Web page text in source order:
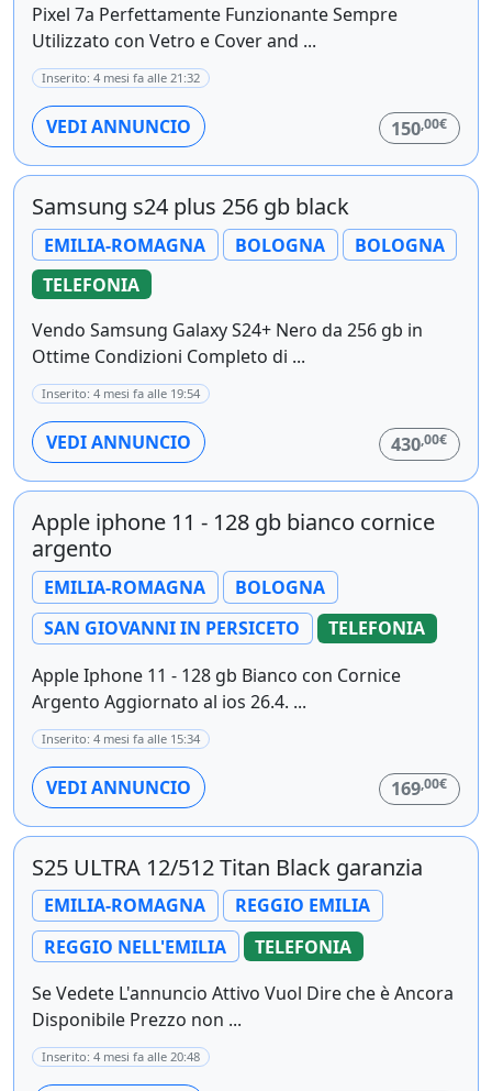
Pixel 7a Perfettamente Funzionante Sempre
Utilizzato con Vetro e Cover and ...
Inserito: 4 mesi fa alle 21:32
VEDI ANNUNCIO 150,00€
Samsung s24 plus 256 gb black
EMILIA-ROMAGNA BOLOGNA
BOLOGNA
TELEFONIA
Vendo Samsung Galaxy S24+ Nero da 256 gb in
Ottime Condizioni Completo di ...
Inserito: 4 mesi fa alle 19:54
VEDI ANNUNCIO 430,00€
Apple iphone 11 - 128 gb bianco cornice
argento
EMILIA-ROMAGNA
BOLOGNA
SAN GIOVANNI IN PERSICETO
TELEFONIA
Apple Iphone 11 - 128 gb Bianco con Cornice
Argento Aggiornato al ios 26.4. ...
Inserito: 4 mesi fa alle 15:34
VEDI ANNUNCIO 169,00€
S25 ULTRA 12/512 Titan Black garanzia
EMILIA-ROMAGNA
REGGIO EMILIA
REGGIO NELL'EMILIA
TELEFONIA
Se Vedete L'annuncio Attivo Vuol Dire che è Ancora
Disponibile Prezzo non ...
Inserito: 4 mesi fa alle 20:48